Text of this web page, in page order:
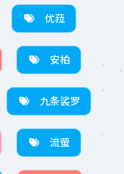
优菈
安柏
九条裟罗
流萤